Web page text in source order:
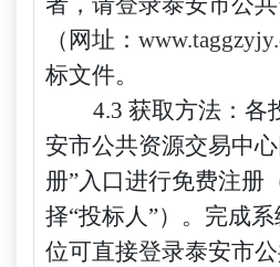
（网址：
标文件。
4.3 获取方法：各
安市公共资源交易中
册”入口进行免费注册
择“投标人”）。完成
位可直接登录泰安市